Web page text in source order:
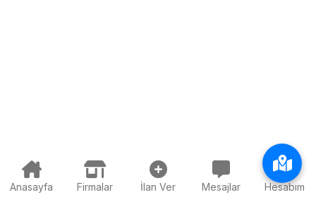
Anasayfa Firmalar İlan Ver Mesajlar Hesabım